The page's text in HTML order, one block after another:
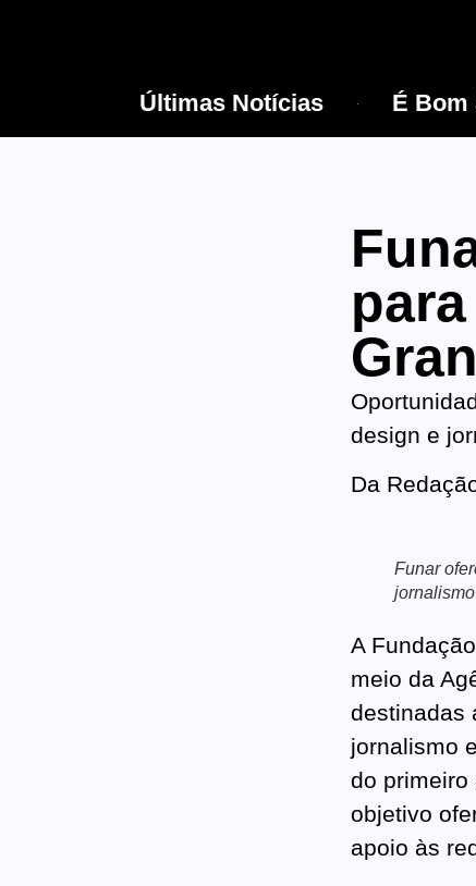
Últimas Notícias É Bom
design e
Da
Funar
A
meio da
destinadas
jornalismo
do primeiro
objetivo
apoio às